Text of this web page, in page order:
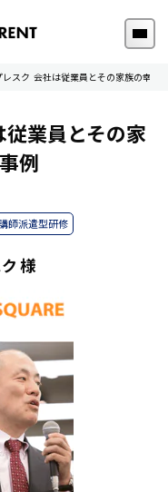
レスク_会社は従業員とその家族の幸せ
業員とその家
例
師派遣型研修
様